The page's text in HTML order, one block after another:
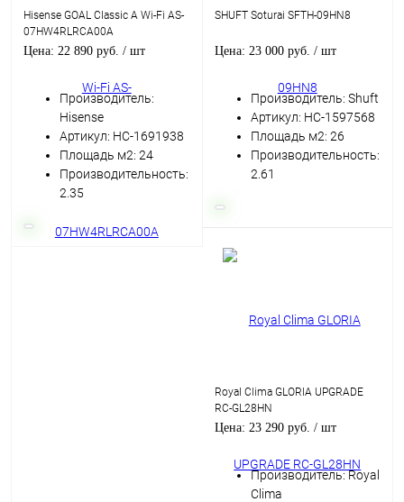
Hisense GOAL Classic A Wi-Fi AS-
07HW4RLRCA00A
Цена: 22 890 руб. / шт
Производитель:
Hisense
Артикул: НС-1691938
Площадь м2: 24
Производительность:
2.35
SHUFT Soturai SFTH-09HN8
Цена: 23 000 руб. / шт
Производитель: Shuft
Артикул: НС-1597568
Площадь м2: 26
Производительность:
2.61
Royal Clima GLORIA UPGRADE
RC-GL28HN
Цена: 23 290 руб. / шт
Производитель: Royal
Clima